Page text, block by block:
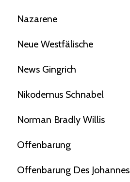
Nazarene
Neue Westfälische
News Gingrich
Nikodemus Schnabel
Norman Bradly Willis
Offenbarung
Offenbarung Des Johannes